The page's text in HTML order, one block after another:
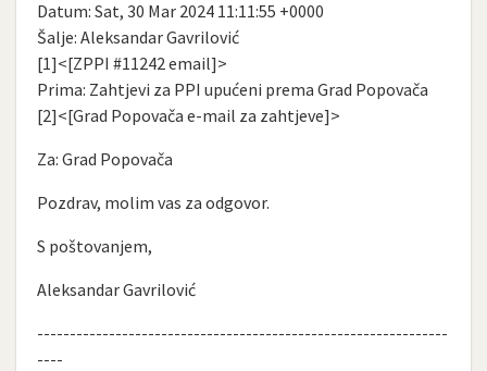
Datum: Sat, 30 Mar 2024 11:11:55 +0000
Šalje: Aleksandar Gavrilović
[1]<[ZPPI #11242 email]>
Prima: Zahtjevi za PPI upućeni prema Grad Popovača
[2]<[Grad Popovača e-mail za zahtjeve]>
Za: Grad Popovača
Pozdrav, molim vas za odgovor.
S poštovanjem,
Aleksandar Gavrilović
---------------------------------------------------------------
----